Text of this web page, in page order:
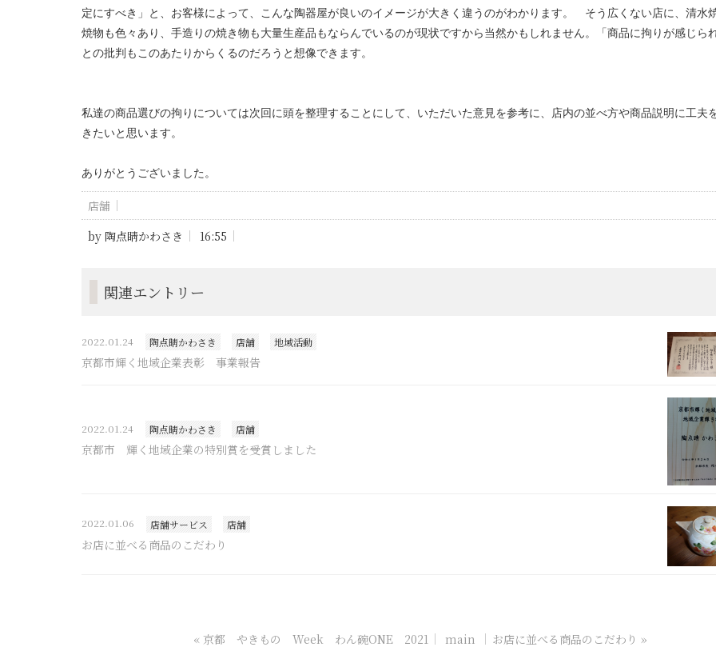
定にすべき」と、お客様によって、こんな陶器屋が良いのイメージが大きく違うのがわかります。 そう広くない店に、清水
焼物も色々あり、手造りの焼き物も大量生産品もならんでいるのが現状ですから当然かもしれません。「商品に拘りが感じられ
との批判もこのあたりからくるのだろうと想像できます。
私達の商品選びの拘りについては次回に頭を整理することにして、いただいた意見を参考に、店内の並べ方や商品説明に工夫
きたいと思います。
ありがとうございました。
店舗
by 陶点睛かわさき 16:55
関連エントリー
2022.01.24 陶点睛かわさき 店舗 地域活動
京都市輝く地域企業表彰 事業報告
2022.01.24 陶点睛かわさき 店舗
京都市 輝く地域企業の特別賞を受賞しました
2022.01.06 店舗サービス 店舗
お店に並べる商品のこだわり
« 京都 やきもの Week わん碗ONE 2021 main お店に並べる商品のこだわり »